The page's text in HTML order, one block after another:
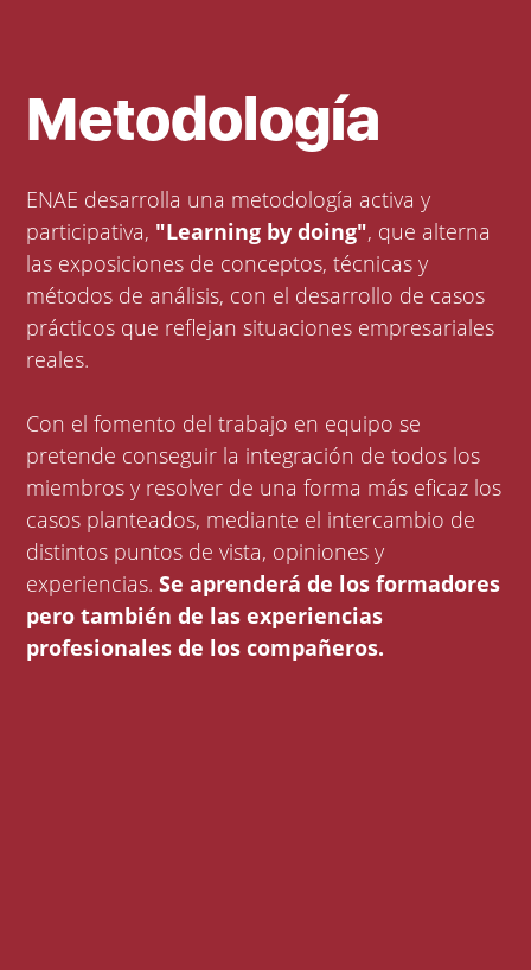
Metodología
ENAE desarrolla una metodología activa y
participativa, "Learning by doing", que alterna
las exposiciones de conceptos, técnicas y
métodos de análisis, con el desarrollo de casos
prácticos que reflejan situaciones empresariales
reales.
Con el fomento del trabajo en equipo se
pretende conseguir la integración de todos los
miembros y resolver de una forma más eficaz los
casos planteados, mediante el intercambio de
distintos puntos de vista, opiniones y
experiencias. Se aprenderá de los formadores
pero también de las experiencias
profesionales de los compañeros.